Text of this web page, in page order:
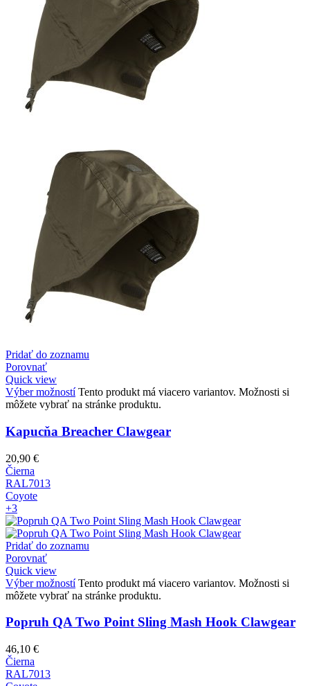
Pridať do zoznamu
Porovnať
Quick view
Výber možností Tento produkt má viacero variantov. Možnosti si
môžete vybrať na stránke produktu.
Kapucňa Breacher Clawgear
20,90 €
Čierna
RAL7013
Coyote
+3
Pridať do zoznamu
Porovnať
Quick view
Výber možností Tento produkt má viacero variantov. Možnosti si
môžete vybrať na stránke produktu.
Popruh QA Two Point Sling Mash Hook Clawgear
46,10 €
Čierna
RAL7013